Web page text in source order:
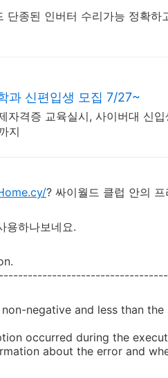
단종된 인버터 수리가능 정확하
과 신편입생 모집 7/27~
자격증 교육실시, 사이버대 신
지
? 싸이월드 클럽 안의
용하나보네요.
negative and less than
occurred during the
about the error and